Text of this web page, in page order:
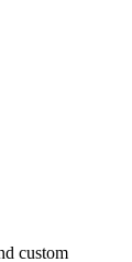
custom